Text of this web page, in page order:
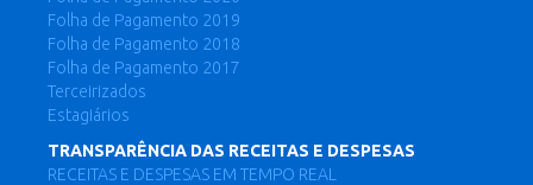
Folha de Pagamento 2019
Folha de Pagamento 2018
Folha de Pagamento 2017
Terceirizados
Estagiários
TRANSPARÊNCIA DAS RECEITAS E DESPESAS
RECEITAS E DESPESAS EM TEMPO REAL